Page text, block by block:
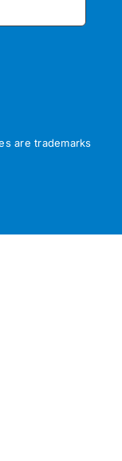
are trademarks